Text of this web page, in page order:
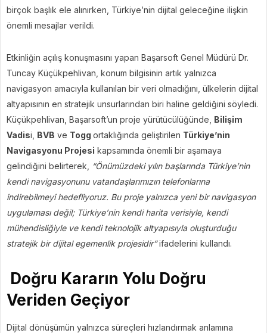
birçok başlık ele alınırken, Türkiye’nin dijital geleceğine ilişkin
önemli mesajlar verildi.
Etkinliğin açılış konuşmasını yapan Başarsoft Genel Müdürü Dr.
Tuncay Küçükpehlivan, konum bilgisinin artık yalnızca
navigasyon amacıyla kullanılan bir veri olmadığını, ülkelerin dijital
altyapısının en stratejik unsurlarından biri haline geldiğini söyledi.
Küçükpehlivan, Başarsoft’un proje yürütücülüğünde, Bilişim
Vadisi, BVB ve Togg ortaklığında geliştirilen Türkiye’nin
Navigasyonu Projesi kapsamında önemli bir aşamaya
gelindiğini belirterek,
“Önümüzdeki yılın başlarında Türkiye’nin
kendi navigasyonunu vatandaşlarımızın telefonlarına
indirebilmeyi hedefliyoruz. Bu proje yalnızca yeni bir navigasyon
uygulaması değil; Türkiye’nin kendi harita verisiyle, kendi
mühendisliğiyle ve kendi teknolojik altyapısıyla oluşturduğu
stratejik bir dijital egemenlik projesidir”ifadelerini kullandı.
Doğru Kararın Yolu Doğru
Veriden Geçiyor
Dijital dönüşümün yalnızca süreçleri hızlandırmak anlamına